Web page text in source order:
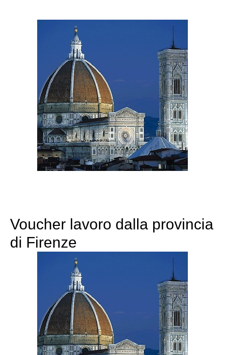
Voucher lavoro dalla provincia
di Firenze